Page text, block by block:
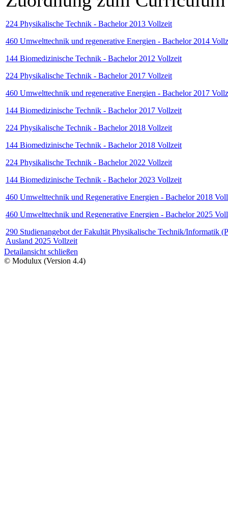
224 Physikalische Technik - Bachelor 2013 Vollzeit
460 Umwelttechnik und regenerative Energien - Bachelor 2014
144 Biomedizinische Technik - Bachelor 2012 Vollzeit
224 Physikalische Technik - Bachelor 2017 Vollzeit
460 Umwelttechnik und regenerative Energien - Bachelor 2017
144 Biomedizinische Technik - Bachelor 2017 Vollzeit
224 Physikalische Technik - Bachelor 2018 Vollzeit
144 Biomedizinische Technik - Bachelor 2018 Vollzeit
224 Physikalische Technik - Bachelor 2022 Vollzeit
144 Biomedizinische Technik - Bachelor 2023 Vollzeit
460 Umwelttechnik und Regenerative Energien - Bachelor 2018
460 Umwelttechnik und Regenerative Energien - Bachelor 2025
290 Studienangebot der Fakultät Physikalische Technik/Informatik
Ausland 2025 Vollzeit
Detailansicht schließen
© Modulux (Version 4.4)